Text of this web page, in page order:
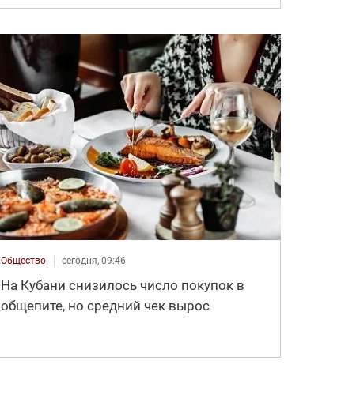
Общество сегодня, 09:46
На Кубани снизилось число покупок в
общепите, но средний чек вырос